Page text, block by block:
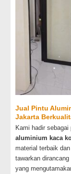
Jual Pintu
Jakarta
Kami hadir
aluminium kaca
material terbaik
tawarkan
yang